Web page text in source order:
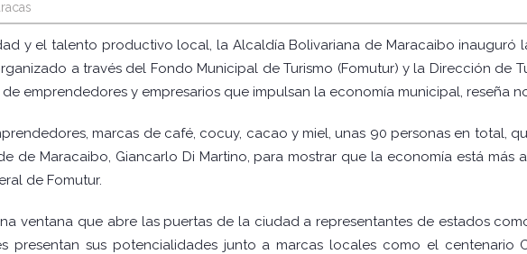
y el talento productivo local, la Alcaldía Bolivariana de Maracaibo inauguró
a través del Fondo Municipal de Turismo (Fomutur) y la Dirección de
emprendedores y empresarios que impulsan la economía municipal, reseña
marcas de café, cocuy, cacao y miel, unas 90 personas en total,
de Maracaibo, Giancarlo Di Martino, para mostrar que la economía está más
de Fomutur.
ventana que abre las puertas de la ciudad a representantes de estados
presentan sus potencialidades junto a marcas locales como el centenario